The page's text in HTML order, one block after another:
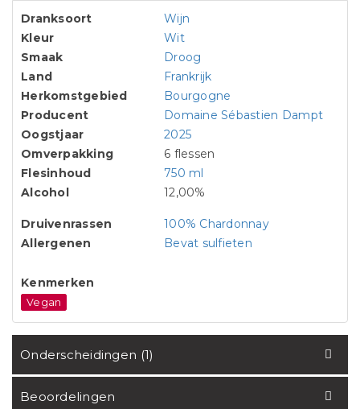
Dranksoort
Wijn
Kleur
Wit
Smaak
Droog
Land
Frankrijk
Herkomstgebied
Bourgogne
Producent
Domaine Sébastien Dampt
Oogstjaar
2025
Omverpakking
6 flessen
Flesinhoud
750 ml
Alcohol
12,00%
Druivenrassen
100% Chardonnay
Allergenen
Bevat sulfieten
Kenmerken
Vegan
Onderscheidingen (1)
Beoordelingen